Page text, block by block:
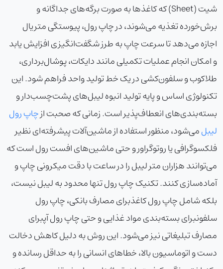
شیت (Sheet) که کاغذها به صورت برگه‌های جداگانه و
برش‌خورده تغذیه می‌شوند، در چاپ رول، پیوستگی متریال
اجازه می‌دهد تا سرعت چاپ به طرز شگفت‌انگیزی افزایش یابد
و امکان انجام عملیات تکمیلی مانند دایکات، پوشال‌برداری،
طلاکوب و سلفون‌کشی در یک خط تولید واحد فراهم شود. این
تکنولوژی اساس و پایه تولید انبوه لیبل‌های پشت‌چسب‌دار و
بسته‌بندی‌های انعطاف‌پذیر است. زمانی که صحبت ازچاپ رول
لیبلمی‌شود، منظور استفاده از ماشین‌آلات پیشرفته‌ای نظیر
فلکسوگرافی یا روتوگراور و حتی ماشین‌های افست رول است که
می‌توانند هزاران متر لیبل را در ساعت با دقت میکرونی چاپ و
آماده‌سازی کنند. تکنیک چاپ رول تنها محدود به لیبل نیست،
بلکه شاملچاپ رول کاغذبرای مصارف بانکی،چاپ رول
سلفونبرای بسته‌بندی مواد غذایی و حتیچاپ رول آپبرای
مصارف تبلیغاتی نیز می‌شود. این روش به دلیل کاهش دخالت
دست و اتوماسیون بالا، خطاهای انسانی را به حداقل رسانده و